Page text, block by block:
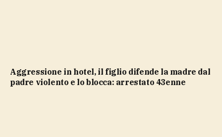
Aggressione in hotel, il figlio difende la madre dal
padre violento e lo blocca: arrestato 43enne